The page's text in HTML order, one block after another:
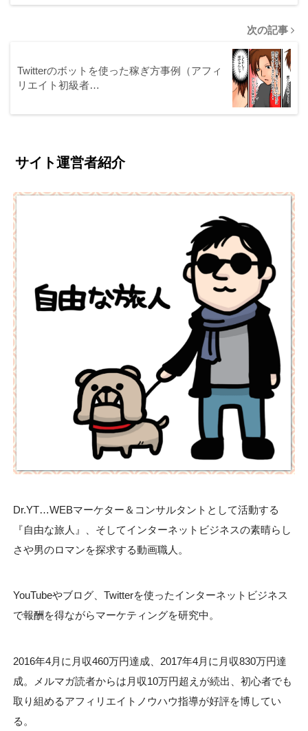
次の記事
Twitterのボットを使った稼ぎ方事例（アフィ
リエイト初級者…
サイト運営者紹介
Dr.YT…WEBマーケター＆コンサルタントとして活動する
『自由な旅人』、そしてインターネットビジネスの素晴らし
さや男のロマンを探求する動画職人。
YouTubeやブログ、Twitterを使ったインターネットビジネス
で報酬を得ながらマーケティングを研究中。
2016年4月に月収460万円達成、2017年4月に月収830万円達
成。メルマガ読者からは月収10万円超えが続出、初心者でも
取り組めるアフィリエイトノウハウ指導が好評を博してい
る。